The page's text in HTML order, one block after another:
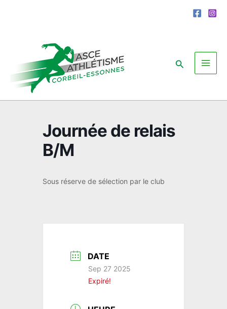
Rechercher
Journée de relais
B/M
Sous réserve de sélection par le club
DATE
Sep 27 2025
Expiré!